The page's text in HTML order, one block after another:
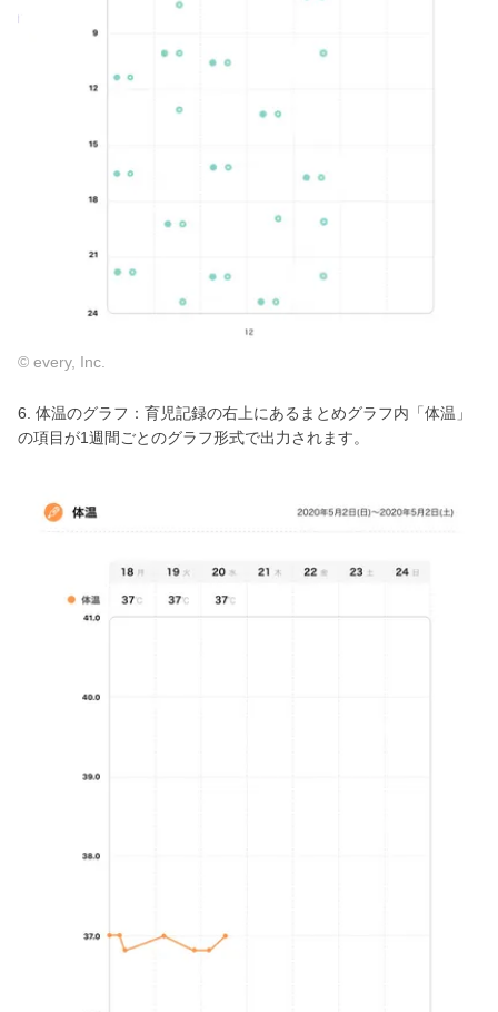
© every, Inc.
6. 体温のグラフ：育児記録の右上にあるまとめグラフ内「体温」
の項目が1週間ごとのグラフ形式で出力されます。